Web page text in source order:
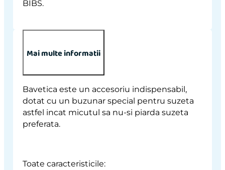
BIBS.
Mai multe informatii
Bavetica este un accesoriu indispensabil,
dotat cu un buzunar special pentru suzeta
astfel incat micutul sa nu-si piarda suzeta
preferata.
Toate caracteristicile: